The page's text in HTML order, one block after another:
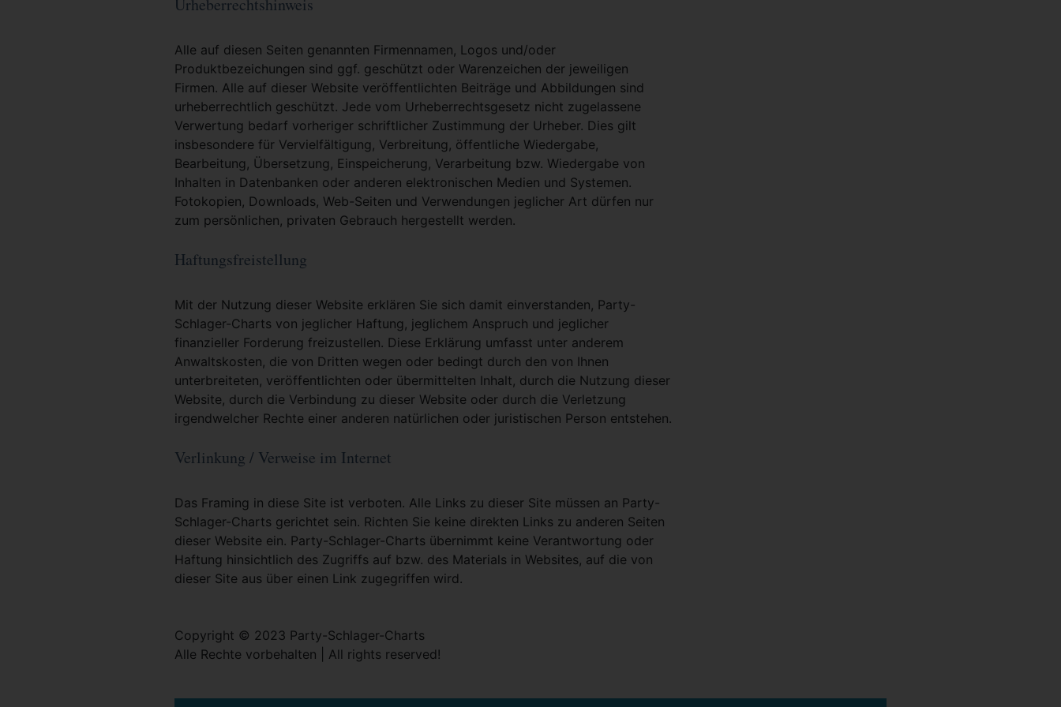
Urheberrechtshinweis
Alle auf diesen Seiten genannten Firmennamen, Logos und/oder
Produktbezeichungen sind ggf. geschützt oder Warenzeichen der jeweiligen
Firmen. Alle auf dieser Website veröffentlichten Beiträge und Abbildungen sind
urheberrechtlich geschützt. Jede vom Urheberrechtsgesetz nicht zugelassene
Verwertung bedarf vorheriger schriftlicher Zustimmung der Urheber. Dies gilt
insbesondere für Vervielfältigung, Verbreitung, öffentliche Wiedergabe,
Bearbeitung, Übersetzung, Einspeicherung, Verarbeitung bzw. Wiedergabe von
Inhalten in Datenbanken oder anderen elektronischen Medien und Systemen.
Fotokopien, Downloads, Web-Seiten und Verwendungen jeglicher Art dürfen nur
zum persönlichen, privaten Gebrauch hergestellt werden.
Haftungsfreistellung
Mit der Nutzung dieser Website erklären Sie sich damit einverstanden, Party-
Schlager-Charts von jeglicher Haftung, jeglichem Anspruch und jeglicher
finanzieller Forderung freizustellen. Diese Erklärung umfasst unter anderem
Anwaltskosten, die von Dritten wegen oder bedingt durch den von Ihnen
unterbreiteten, veröffentlichten oder übermittelten Inhalt, durch die Nutzung dieser
Website, durch die Verbindung zu dieser Website oder durch die Verletzung
irgendwelcher Rechte einer anderen natürlichen oder juristischen Person entstehen.
Verlinkung / Verweise im Internet
Das Framing in diese Site ist verboten. Alle Links zu dieser Site müssen an Party-
Schlager-Charts gerichtet sein. Richten Sie keine direkten Links zu anderen Seiten
dieser Website ein. Party-Schlager-Charts übernimmt keine Verantwortung oder
Haftung hinsichtlich des Zugriffs auf bzw. des Materials in Websites, auf die von
dieser Site aus über einen Link zugegriffen wird.
Copyright © 2023 Party-Schlager-Charts
Alle Rechte vorbehalten | All rights reserved!